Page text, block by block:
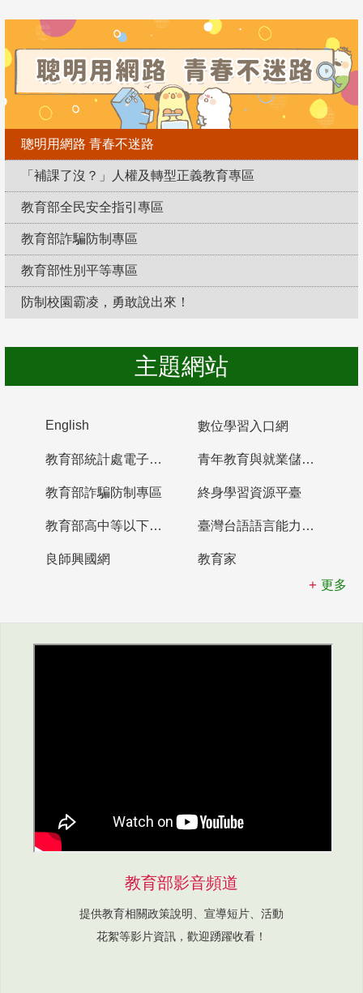
聰明用網路 青春不迷路
「補課了沒？」人權及轉型正義教育專區
教育部全民安全指引專區
教育部詐騙防制專區
教育部性別平等專區
防制校園霸凌，勇敢說出來！
主題網站
English 數位學習入口網
教育部統計處電子書櫃 青年教育與就業儲蓄帳戶
教育部詐騙防制專區 終身學習資源平臺
教育部高中等以下學校及幼兒園教師資格檢定考試 臺灣台語語言能力認證網站
良師興國網
教育家
更多
教育部影音頻道
提供教育相關政策說明、宣導短片、活動
花絮等影片資訊，歡迎踴躍收看！